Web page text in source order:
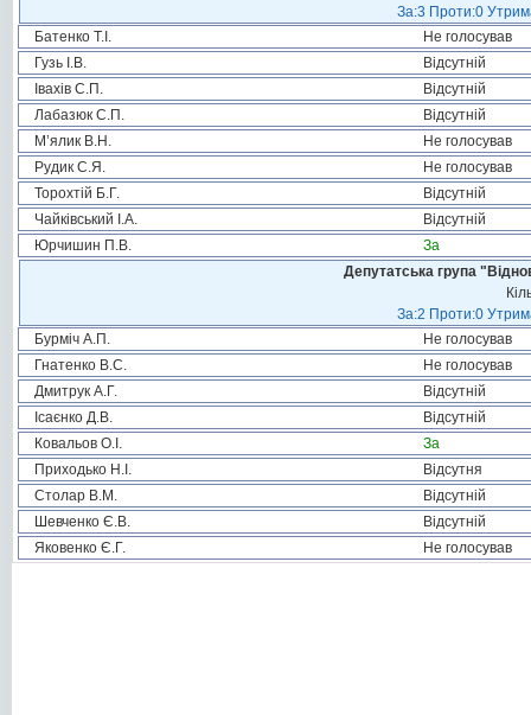
За:3 Проти:0
Батенко Т.І.
Не голосував
Гузь І.В.
Відсутній
Івахів С.П.
Відсутній
Лабазюк С.П.
Відсутній
М’ялик В.Н.
Не голосував
Рудик С.Я.
Не голосував
Торохтій Б.Г.
Відсутній
Чайківський І.А.
Відсутній
Юрчишин П.В.
За
Депутатська група
За:2 Проти:0
Бурміч А.П.
Не голосував
Гнатенко В.С.
Не голосував
Дмитрук А.Г.
Відсутній
Ісаєнко Д.В.
Відсутній
Ковальов О.І.
За
Приходько Н.І.
Відсутня
Столар В.М.
Відсутній
Шевченко Є.В.
Відсутній
Яковенко Є.Г.
Не голосував